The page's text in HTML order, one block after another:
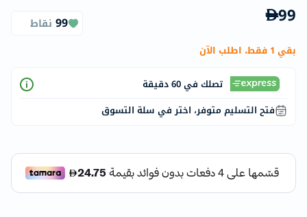
99
99 نقاط
بقي 1 فقط، اطلب الآن
تصلك في 60 دقيقة
فتح التسليم متوفر، اختر في سلة التسوق